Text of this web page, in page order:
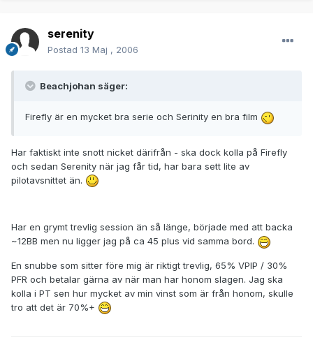
serenity
Postad 13 Maj , 2006
Beachjohan säger:
Firefly är en mycket bra serie och Serinity en bra film
Har faktiskt inte snott nicket därifrån - ska dock kolla på Firefly
och sedan Serenity när jag får tid, har bara sett lite av
pilotavsnittet än.
Har en grymt trevlig session än så länge, började med att backa
~12BB men nu ligger jag på ca 45 plus vid samma bord.
En snubbe som sitter före mig är riktigt trevlig, 65% VPIP / 30%
PFR och betalar gärna av när man har honom slagen. Jag ska
kolla i PT sen hur mycket av min vinst som är från honom, skulle
tro att det är 70%+